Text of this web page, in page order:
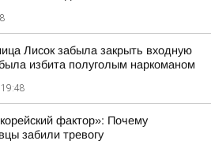
Лисок забыла закрыть входную
избита полуголым наркоманом
фактор»: Почему
забили тревогу